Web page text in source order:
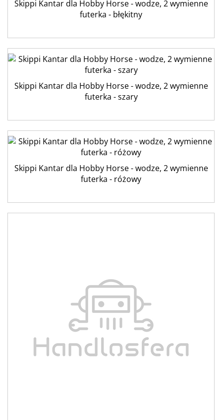
Skippi Kantar dla Hobby Horse - wodze, 2 wymienne
futerka - błękitny
Skippi Kantar dla Hobby Horse - wodze, 2 wymienne
futerka - szary
Skippi Kantar dla Hobby Horse - wodze, 2 wymienne
futerka - różowy